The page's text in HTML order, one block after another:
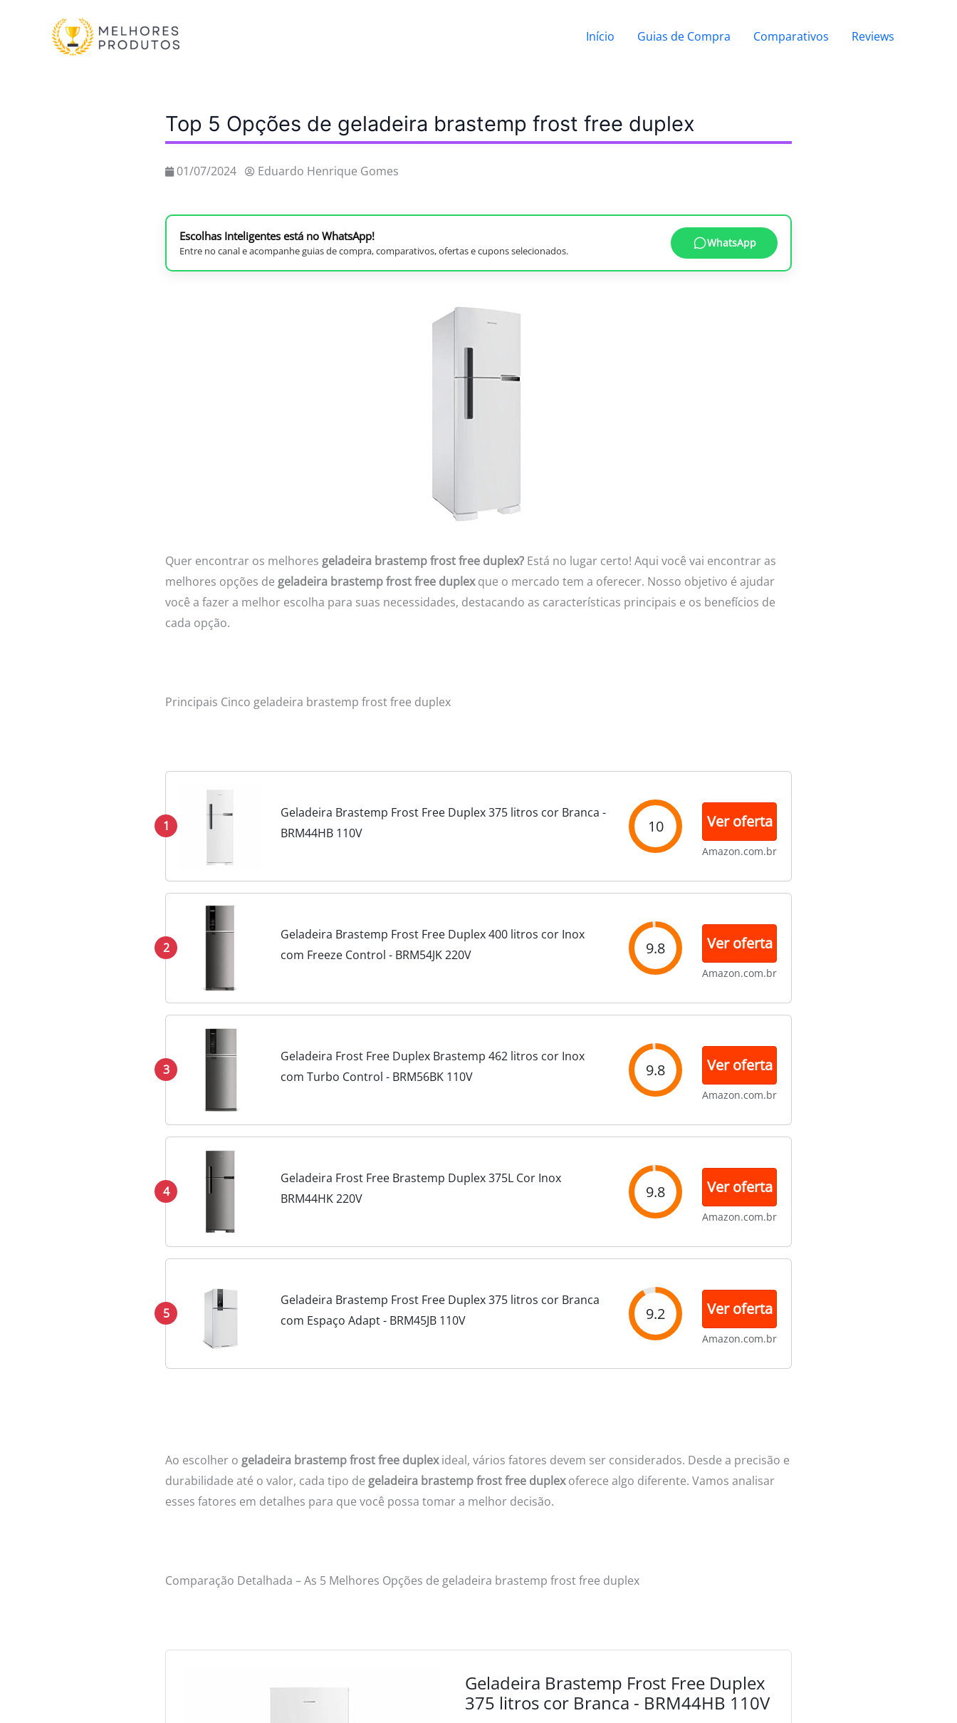
Início Guias de Compra Comparativos Reviews
Top 5 Opções de geladeira brastemp frost free duplex
01/07/2024 Eduardo Henrique Gomes
Escolhas Inteligentes está no WhatsApp!
Entre no canal e acompanhe guias de compra, comparativos, ofertas e cupons selecionados.
WhatsApp
Quer encontrar os melhores geladeira brastemp frost free duplex? Está no lugar certo! Aqui você vai encontrar as
melhores opções de geladeira brastemp frost free duplexque o mercado tem a oferecer. Nosso objetivo é ajudar
você a fazer a melhor escolha para suas necessidades, destacando as características principais e os benefícios de
cada opção.
Principais Cinco geladeira brastemp frost free duplex
1
Geladeira Brastemp Frost Free Duplex 375 litros cor Branca -
BRM44HB 110V
10 Ver oferta
Amazon.com.br
2
Geladeira Brastemp Frost Free Duplex 400 litros cor Inox
com Freeze Control - BRM54JK 220V
9.8 Ver oferta
Amazon.com.br
3
Geladeira Frost Free Duplex Brastemp 462 litros cor Inox
com Turbo Control - BRM56BK 110V
9.8 Ver oferta
Amazon.com.br
4
Geladeira Frost Free Brastemp Duplex 375L Cor Inox
BRM44HK 220V
9.8 Ver oferta
Amazon.com.br
5
Geladeira Brastemp Frost Free Duplex 375 litros cor Branca
com Espaço Adapt - BRM45JB 110V
9.2 Ver oferta
Amazon.com.br
Ao escolher o geladeira brastemp frost free duplexideal, vários fatores devem ser considerados. Desde a precisão e
durabilidade até o valor, cada tipo de geladeira brastemp frost free duplexoferece algo diferente. Vamos analisar
esses fatores em detalhes para que você possa tomar a melhor decisão.
Comparação Detalhada – As 5 Melhores Opções de geladeira brastemp frost free duplex
Geladeira Brastemp Frost Free Duplex
375 litros cor Branca - BRM44HB 110V